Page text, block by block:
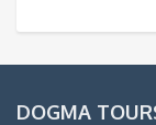
DOGMA